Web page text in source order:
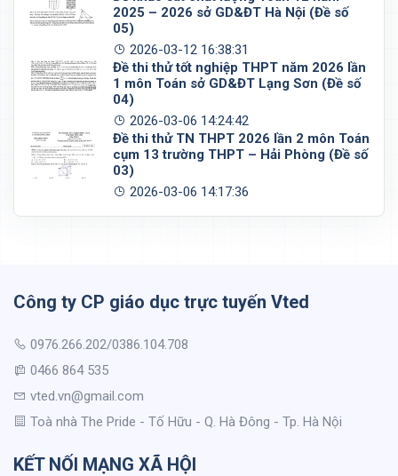
2025 – 2026 sở GD&ĐT Hà Nội (Đề số
05)
2026-03-12 16:38:31
Đề thi thử tốt nghiệp THPT năm 2026 lần
1 môn Toán sở GD&ĐT Lạng Sơn (Đề số
04)
2026-03-06 14:24:42
Đề thi thử TN THPT 2026 lần 2 môn Toán
cụm 13 trường THPT – Hải Phòng (Đề số
03)
2026-03-06 14:17:36
Công ty CP giáo dục trực tuyến Vted
0976.266.202/0386.104.708
0466 864 535
vted.vn@gmail.com
Toà nhà The Pride - Tố Hữu - Q. Hà Đông - Tp. Hà Nội
KẾT NỐI MẠNG XÃ HỘI